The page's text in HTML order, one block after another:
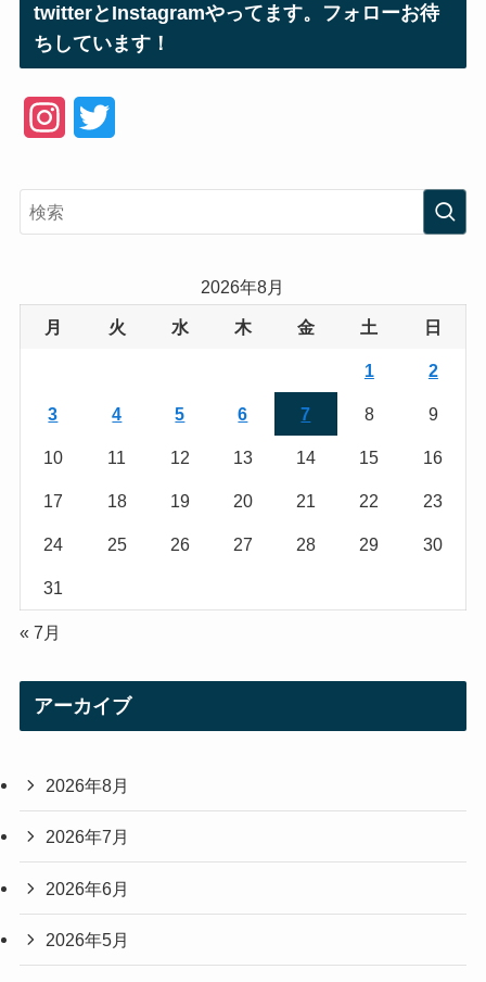
twitterとInstagramやってます。フォローお待
ちしています！
e
2026年8月
月 火 水 木 金 土 日
1 2
3 4 5 6 7 8 9
10 11 12 13 14 15 16
17 18 19 20 21 22 23
24 25 26 27 28 29 30
31
« 7月
アーカイブ
2026年8月
2026年7月
2026年6月
2026年5月